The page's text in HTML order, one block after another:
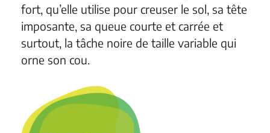
fort, qu’elle utilise pour creuser le sol, sa tête
imposante, sa queue courte et carrée et
surtout, la tâche noire de taille variable qui
orne son cou.